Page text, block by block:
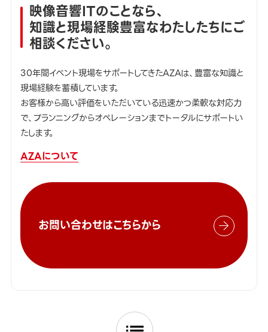
映像音響ITのことなら、
知識と現場経験豊富なわたしたちにご
相談ください。
30年間イベント現場をサポートしてきたAZAは、豊富な知識と
現場経験を蓄積しています。
お客様から高い評価をいただいている迅速かつ柔軟な対応力
で、プランニングからオペレーションまでトータルにサポートい
たします。
AZAについて
お問い合わせはこちらから